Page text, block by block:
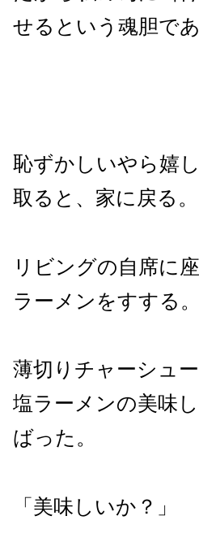
せるという魂胆であ
恥ずかしいやら嬉
取ると、家に戻る。
リビングの自席に
ラーメンをすする。
薄切りチャーシュ
塩ラーメンの美味
ばった。
「美味しいか？」